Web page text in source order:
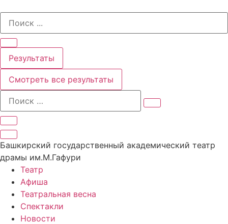
содержимому
Search
Результаты
Смотреть все результаты
Башкирский государственный академический театр
драмы им.М.Гафури
Театр
Афиша
Театральная весна
Спектакли
Новости